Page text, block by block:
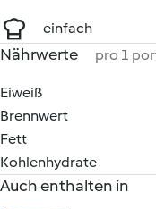
einfach
Nährwerte pro 1
Eiweiß
Brennwert
Fett
Kohlenhydrate
Auch enthalten in